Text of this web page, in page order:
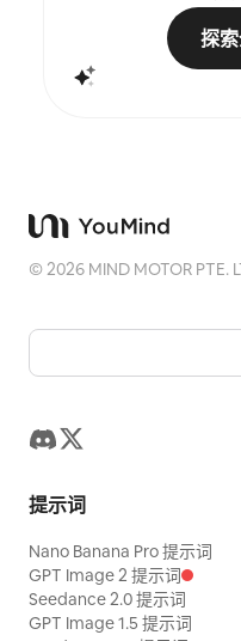
探
©2026 MIND MOTOR PTE.
提示词
Nano Banana Pro 提示词
GPT Image 2 提示词
Seedance 2.0 提示词
GPT Image 1.5 提示词